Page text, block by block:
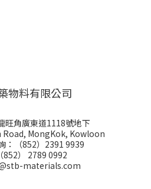
物料有限公司
旺角廣東道1118號地下
Road, MongKok, Kowloon
：（852）2391 9939
852） 2789 0992
materials.com